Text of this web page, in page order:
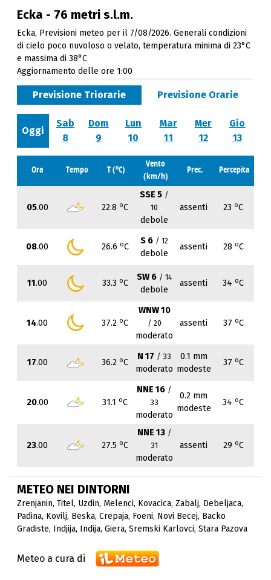
Ecka - 76 metri s.l.m.
Ecka, Previsioni meteo per il 7/08/2026. Generali condizioni
di cielo poco nuvoloso o velato, temperatura minima di 23°C
e massima di 38°C
Aggiornamento delle ore 1:00
Previsione Triorarie Previsione Orarie
Oggi
Sab
8
Dom
9
Lun
10
Mar
11
Mer
12
Gio
13
Ora Tempo T (oC)
Vento
(km/h)
Prec. Percepita
05.00 22.8 oC
SSE 5 /
10
debole
assenti 23 oC
08.00 26.6 oC
S 6 / 12
debole
assenti 28 oC
11.00 33.3 oC
SW 6 / 14
debole
assenti 34 oC
14.00 37.2 oC
WNW 10
/ 20
moderato
assenti 37 oC
17.00 36.2 oC
N 17 / 33
moderato
0.1 mm
modeste
37 oC
20.00 31.1 oC
NNE 16 /
33
moderato
0.2 mm
modeste
34 oC
23.00 27.5 oC
NNE 13 /
31
moderato
assenti 29 oC
METEO NEI DINTORNI
Zrenjanin, Titel, Uzdin, Melenci, Kovacica, Zabalj, Debeljaca,
Padina, Kovilj, Beska, Crepaja, Foeni, Novi Becej, Backo
Gradiste, Indjija, Indija, Giera, Sremski Karlovci, Stara Pazova
Meteo a cura di